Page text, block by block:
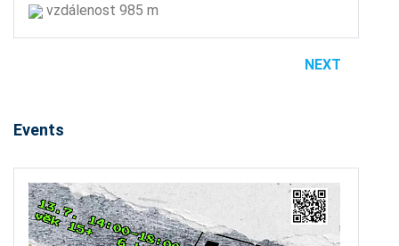
vzdálenost 985 m
NEXT
Events